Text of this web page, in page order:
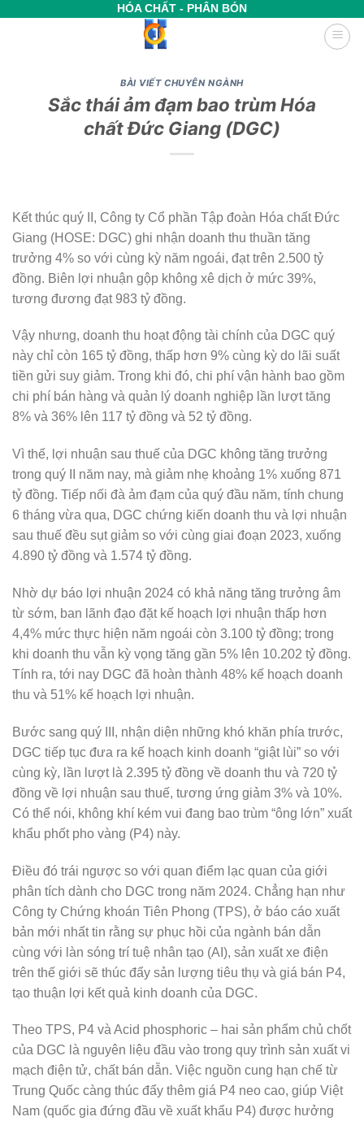
HÓA CHẤT - PHÂN BÓN
BÀI VIẾT CHUYÊN NGÀNH
Sắc thái ảm đạm bao trùm Hóa
chất Đức Giang (DGC)
Kết thúc quý II, Công ty Cổ phần Tập đoàn Hóa chất Đức
Giang (HOSE: DGC) ghi nhận doanh thu thuần tăng
trưởng 4% so với cùng kỳ năm ngoái, đạt trên 2.500 tỷ
đồng. Biên lợi nhuận gộp không xê dịch ở mức 39%,
tương đương đạt 983 tỷ đồng.
Vậy nhưng, doanh thu hoạt động tài chính của DGC quý
này chỉ còn 165 tỷ đồng, thấp hơn 9% cùng kỳ do lãi suất
tiền gửi suy giảm. Trong khi đó, chi phí vận hành bao gồm
chi phí bán hàng và quản lý doanh nghiệp lần lượt tăng
8% và 36% lên 117 tỷ đồng và 52 tỷ đồng.
Vì thế, lợi nhuận sau thuế của DGC không tăng trưởng
trong quý II năm nay, mà giảm nhẹ khoảng 1% xuống 871
tỷ đồng. Tiếp nối đà ảm đạm của quý đầu năm, tính chung
6 tháng vừa qua, DGC chứng kiến doanh thu và lợi nhuận
sau thuế đều sụt giảm so với cùng giai đoạn 2023, xuống
4.890 tỷ đồng và 1.574 tỷ đồng.
Nhờ dự báo lợi nhuận 2024 có khả năng tăng trưởng âm
từ sớm, ban lãnh đạo đặt kế hoạch lợi nhuận thấp hơn
4,4% mức thực hiện năm ngoái còn 3.100 tỷ đồng; trong
khi doanh thu vẫn kỳ vọng tăng gần 5% lên 10.202 tỷ đồng.
Tính ra, tới nay DGC đã hoàn thành 48% kế hoạch doanh
thu và 51% kế hoạch lợi nhuận.
Bước sang quý III, nhận diện những khó khăn phía trước,
DGC tiếp tục đưa ra kế hoạch kinh doanh “giật lùi” so với
cùng kỳ, lần lượt là 2.395 tỷ đồng về doanh thu và 720 tỷ
đồng về lợi nhuận sau thuế, tương ứng giảm 3% và 10%.
Có thể nói, không khí kém vui đang bao trùm “ông lớn” xuất
khẩu phốt pho vàng (P4) này.
Điều đó trái ngược so với quan điểm lạc quan của giới
phân tích dành cho DGC trong năm 2024. Chẳng hạn như
Công ty Chứng khoán Tiên Phong (TPS), ở báo cáo xuất
bản mới nhất tin rằng sự phục hồi của ngành bán dẫn
cùng với làn sóng trí tuệ nhân tạo (AI), sản xuất xe điện
trên thế giới sẽ thúc đẩy sản lượng tiêu thụ và giá bán P4,
tạo thuận lợi kết quả kinh doanh của DGC.
Theo TPS, P4 và Acid phosphoric – hai sản phẩm chủ chốt
của DGC là nguyên liệu đầu vào trong quy trình sản xuất vi
mạch điện tử, chất bán dẫn. Việc nguồn cung hạn chế từ
Trung Quốc càng thúc đẩy thêm giá P4 neo cao, giúp Việt
Nam (quốc gia đứng đầu về xuất khẩu P4) được hưởng